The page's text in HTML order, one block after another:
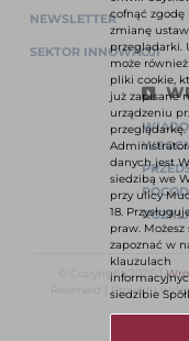
NEWSLETTER
SEKTOR INNOWACJI
© Copyright 2026 |
Reserved | Projekt i
cofnąć zgodę
zmianę
przeglądarki.
może
pliki cookie,
już zapisane
urządzeniu
przeglądarkę.
danych jest
siedzibą we
przy ulicy
18.
praw.
zapoznać w
klauzulach
siedzibie